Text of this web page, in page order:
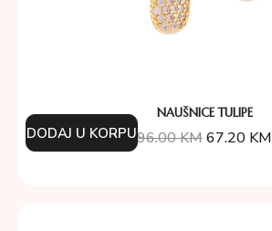
NAUŠNICE TULIPE
96.00KM67.20 KM
DODAJ U KORPU